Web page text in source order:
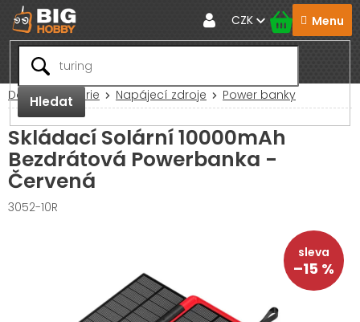
Přejít
na
obsah
Hledat
CZK
Domů Baterie Napájecí zdroje Power banky
Skládací Solární 10000mAh
Bezdrátová Powerbanka -
Červená
3052-10R
–15 %